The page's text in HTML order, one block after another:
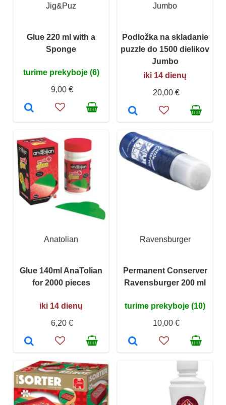
Jig&Puz
Glue 220 ml with a
Sponge
turime prekyboje (6)
9,00 €
Jumbo
Podložka na skladanie
puzzle do 1500 dielikov
Jumbo
iki 14 dienų
20,00 €
Anatolian
Glue 140ml AnaTolian
for 2000 pieces
iki 14 dienų
6,20 €
Ravensburger
Permanent Conserver
Ravensburger 200 ml
turime prekyboje (10)
10,00 €